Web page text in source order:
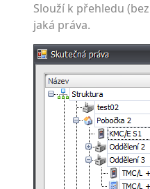
Slouží k přehledu
jaká práva.